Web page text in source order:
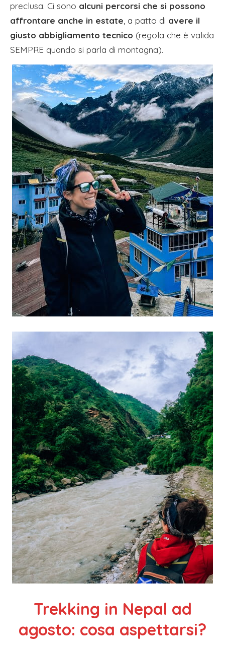
preclusa. Ci sono alcuni percorsi che si possono
affrontare anche in estate , a patto di avere il
giusto abbigliamento tecnico (regola che è valida
SEMPRE quando si parla di montagna).
Trekking in Nepal ad
agosto: cosa aspettarsi?